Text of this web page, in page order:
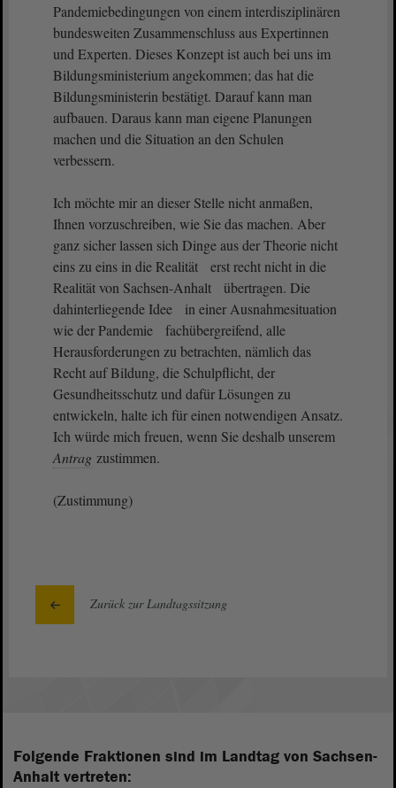
Pandemiebedingungen von einem interdisziplinären
bundesweiten Zusammenschluss aus Expertinnen
und Experten. Dieses Konzept ist auch bei uns im
Bildungsministerium angekommen; das hat die
Bildungsministerin bestätigt. Darauf kann man
aufbauen. Daraus kann man eigene Planungen
machen und die Situation an den Schulen
verbessern.
Ich möchte mir an dieser Stelle nicht anmaßen,
Ihnen vorzuschreiben, wie Sie das machen. Aber
ganz sicher lassen sich Dinge aus der Theorie nicht
eins zu eins in die Realität erst recht nicht in die
Realität von Sachsen-Anhalt übertragen. Die
dahinterliegende Idee in einer Ausnahmesituation
wie der Pandemie fachübergreifend, alle
Herausforderungen zu betrachten, nämlich das
Recht auf Bildung, die Schulpflicht, der
Gesundheitsschutz und dafür Lösungen zu
entwickeln, halte ich für einen notwendigen Ansatz.
Ich würde mich freuen, wenn Sie deshalb unserem
Antrag zustimmen.
(Zustimmung)
Zurück zur Landtagssitzung
Folgende Fraktionen sind im Landtag von Sachsen-
Anhalt vertreten: